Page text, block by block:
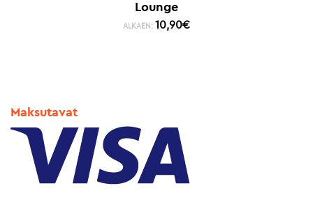
Lounge
ALKAEN: 10,90€
Maksutavat